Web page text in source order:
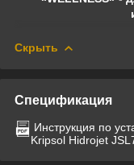
Скрыть
Спецификация
Инструкция по
Kripsol Hidrojet